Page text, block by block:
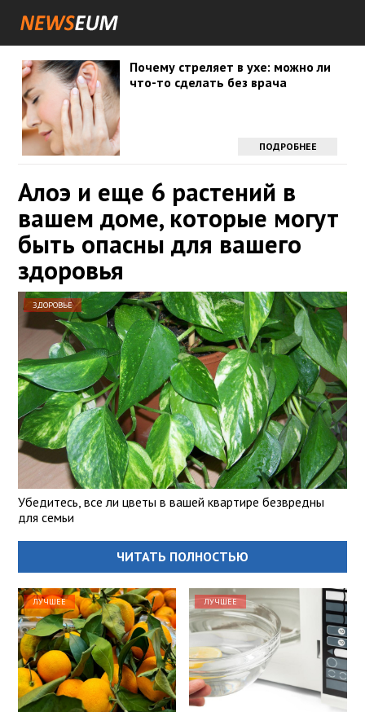
Почему стреляет в ухе: можно ли
что-то сделать без врача
ПОДРОБНЕЕ
Алоэ и еще 6 растений в
вашем доме, которые могут
быть опасны для вашего
здоровья
ЗДОРОВЬЕ
Убедитесь, все ли цветы в вашей квартире безвредны
для семьи
ЧИТАТЬ ПОЛНОСТЬЮ
ЛУЧШЕЕ ЛУЧШЕЕ